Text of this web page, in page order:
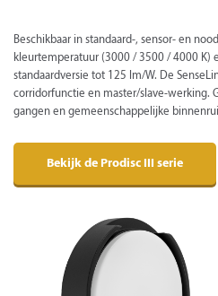
Beschikbaar in standaard-, sensor- en
kleurtemperatuur (3000 / 3500 / 4000 K)
standaardversie tot 125 lm/W. De
corridorfunctie en master/slave-werking.
gangen en gemeenschappelijke
Bekijk de Prodisc III serie